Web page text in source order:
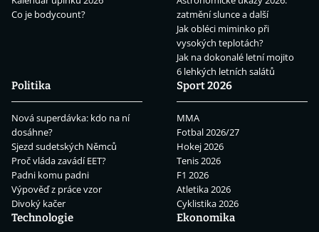
Co je bodycount?
zatmění slunce a další
Jak obléci miminko při
vysokých teplotách?
Jak na dokonalé letní mojito
6 lehkých letních salátů
Politika
Nová superdávka: kdo na ní
dosáhne?
Sjezd sudetských Němců
Proč vláda zavádí EET?
Padni komu padni
Výpověď z práce vzor
Divoký kačer
Sport 2026
MMA
Fotbal 2026/27
Hokej 2026
Tenis 2026
F1 2026
Atletika 2026
Cyklistika 2026
Technologie
Ekonomika